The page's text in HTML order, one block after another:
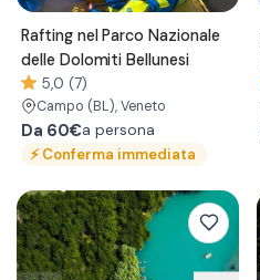
Rafting nel Parco Nazionale
delle Dolomiti Bellunesi
5,0 (7)
Campo (BL), Veneto
Da 60€a persona
⚡Conferma immediata